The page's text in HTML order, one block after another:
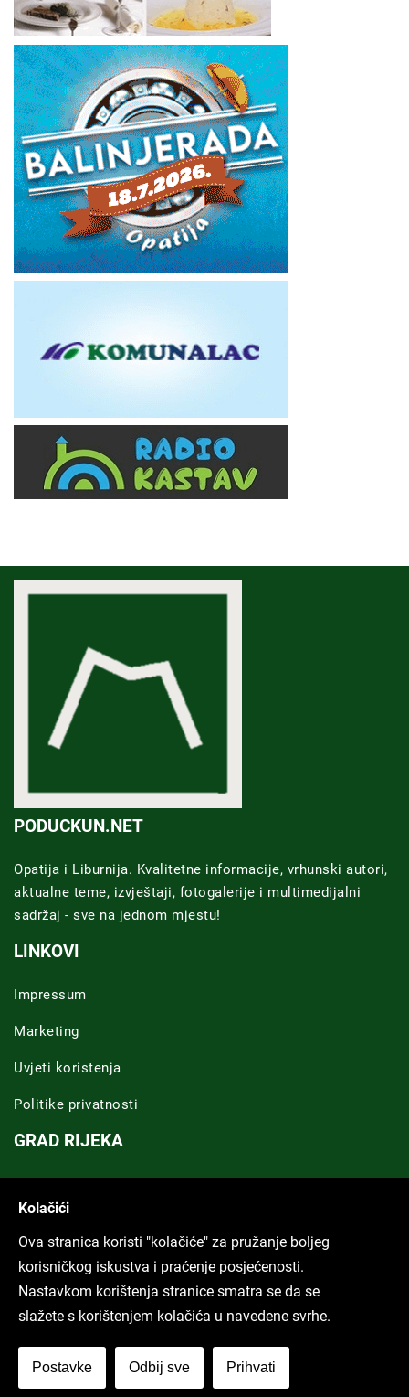
PODUCKUN.NET
Opatija i Liburnija. Kvalitetne informacije, vrhunski autori,
aktualne teme, izvještaji, fotogalerije i multimedijalni
sadržaj - sve na jednom mjestu!
LINKOVI
Impressum
Marketing
Uvjeti koristenja
Politike privatnosti
GRAD RIJEKA
ARHIVA TEKSTOVA
Svi tekstovi
Kolačići
Ova stranica koristi "kolačiće" za pružanje boljeg
korisničkog iskustva i praćenje posjećenosti.
Nastavkom korištenja stranice smatra se da se
slažete s korištenjem kolačića u navedene svrhe.
Postavke Odbij sve Prihvati